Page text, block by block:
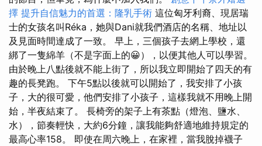
擇 提升自信魅力的首選：隆乳手術 這位匈牙利裔、現居瑞
士的女孩名叫Réka，她與Dani就我們酒店的名稱、地址以
及見面時間達成了一致。 早上，三個孩子去網上學校，還
綁了一隻綿羊（不是字面上的😀），以便其他人可以學習。
由於晚上八點後就不能上街了，所以我立即開始了四天的有
趣的長凳跑。 下午5點以後就可以開始了，我安排了小孩
子，大的很可愛，他們安排了小孩子，這樣我就不用晚上開
始，半夜結束了。 長椅旁的架子上有茶點（燈泡、鹽水、
水），節奏輕快，大約6分鐘，讓我能夠舒適地維持規定的
最高心率158。 即使在周六晚上，在家裡，當我脫掉襪子